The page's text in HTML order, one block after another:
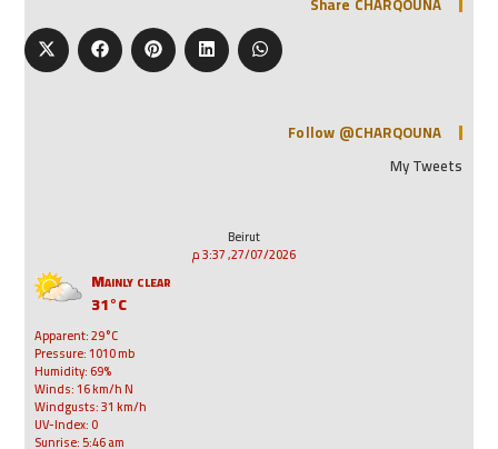
Follow @CHARQOUNA
My Tweets
Beirut
27/07/2026, 3:37 م
Mainly clear
31°C
Apparent: 29°C
Pressure: 1010 mb
Humidity: 69%
Winds: 16 km/h N
Windgusts: 31 km/h
UV-Index: 0
Sunrise: 5:46 am